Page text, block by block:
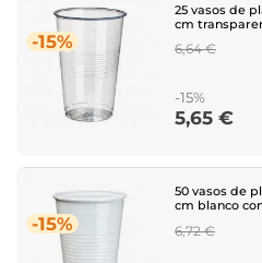
-15%
25 vasos de
cm
Regular
6,64 €
-15%
Price
5,65 €
-15%
50 vasos de
cm blanco
Regular
6,72 €